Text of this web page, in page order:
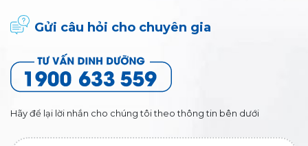
Gửi câu hỏi cho chuyên gia
Hãy để lại lời nhắn cho chúng tôi theo thông tin bên dưới